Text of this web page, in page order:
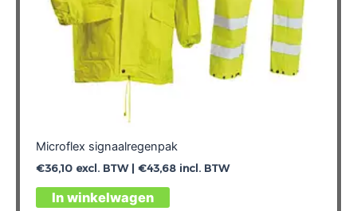
Microflex signaalregenpak
€36,10excl. BTW | €43,68incl. BTW
In winkelwagen
Dit